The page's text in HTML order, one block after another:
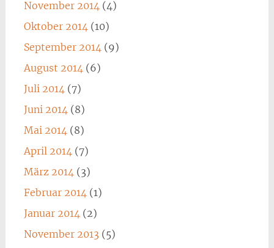
November 2014(4)
Oktober 2014(10)
September 2014(9)
August 2014(6)
Juli 2014(7)
Juni 2014(8)
Mai 2014(8)
April 2014(7)
März 2014(3)
Februar 2014(1)
Januar 2014(2)
November 2013 (5)